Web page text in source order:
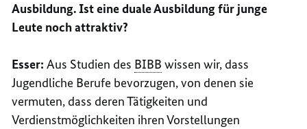
Ausbildung. Ist eine duale Ausbildung für junge
Leute noch attraktiv?
Esser:Aus Studien des BIBB wissen wir, dass
Jugendliche Berufe bevorzugen, von denen sie
vermuten, dass deren Tätigkeiten und
Verdienstmöglichkeiten ihren Vorstellungen